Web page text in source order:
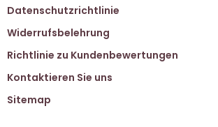
Datenschutzrichtlinie
Widerrufsbelehrung
Richtlinie zu Kundenbewertungen
Kontaktieren Sie uns
Sitemap